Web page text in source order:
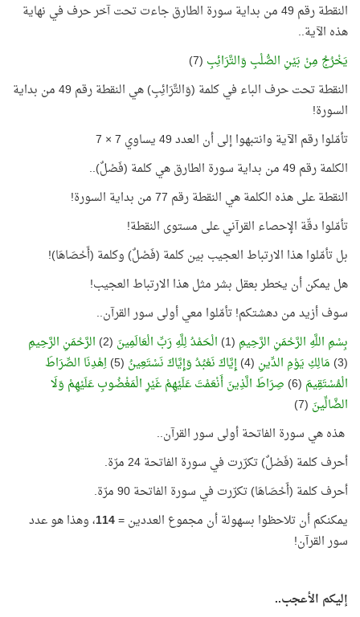
النقطة رقم 49 من بداية سورة الطارق جاءت تحت آخر حرف في نهاية
هذه الآية..
يَخْرُجُ مِنْ بَيْنِ الصُّلْبِ وَالتَّرَائِبِ (7)
النقطة تحت حرف الباء في كلمة (وَالتَّرَائِبِ) هي النقطة رقم 49 من بداية
السورة!
تأمّلوا رقم الآية وانتبهوا إلى أن العدد 49 يساوي 7 × 7
الكلمة رقم 49 من بداية سورة الطارق هي كلمة (فَصْلٌ)..
النقطة على هذه الكلمة هي النقطة رقم 77 من بداية السورة!
تأمّلوا دقّة الإحصاء القرآني على مستوى النقطة!
بل تأمّلوا هذا الارتباط العجيب بين كلمة (فَصْلٌ) وكلمة (أَحْصَاهَا)!
هل يمكن أن يخطر بعقل بشر مثل هذا الارتباط العجيب!
سوف أزيد من دهشتكم! تأمّلوا معي أولى سور القرآن..
بِسْمِ اللَّهِ الرَّحْمَنِ الرَّحِيمِ (1) الْحَمْدُ لِلَّهِ رَبِّ الْعَالَمِينَ (2)
الرَّحْمَنِ الرَّحِيمِ
(3)
مَالِكِ يَوْمِ الدِّينِ (4) إِيَّاكَ نَعْبُدُ وَإِيَّاكَ نَسْتَعِينُ (5)
اِهْدِنَا الصِّرَاطَ
الْمُسْتَقِيمَ (6)
صِرَاطَ الَّذِينَ أَنْعَمْتَ عَلَيْهِمْ غَيْرِ الْمَغْضُوبِ عَلَيْهِمْ وَلَا
الضَّالِّينَ (7)
هذه هي سورة الفاتحة أولى سور القرآن..
أحرف كلمة (فَصْلٌ) تكرّرت في سورة الفاتحة 24 مرّة.
أحرف كلمة (أَحْصَاهَا) تكرّرت في سورة الفاتحة 90 مرّة.
يمكنكم أن تلاحظوا بسهولة أن مجموع العددين =114، وهذا هو عدد
سور القرآن!
إليكم الأعجب..